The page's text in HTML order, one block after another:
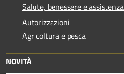
Salute, benessere e assistenza
Autorizzazioni
Agricoltura e pesca
NOVITÀ